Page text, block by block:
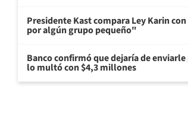
Presidente Kast compara Ley Karin
por algún grupo pequeño"
Banco confirmó que dejaría de
lo multó con $4,3 millones